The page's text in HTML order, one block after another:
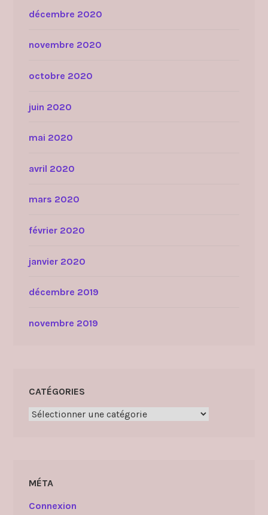
décembre 2020
novembre 2020
octobre 2020
juin 2020
mai 2020
avril 2020
mars 2020
février 2020
janvier 2020
décembre 2019
novembre 2019
CATÉGORIES
Catégories
MÉTA
Connexion